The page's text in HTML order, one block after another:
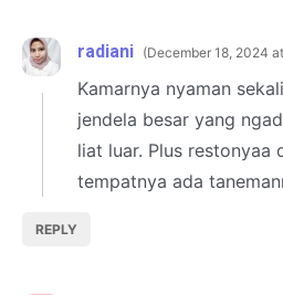
radiani December 18, 2024
Kamarnya nyaman
jendela besar yang
liat luar. Plus restonyaa
tempatnya ada
REPLY